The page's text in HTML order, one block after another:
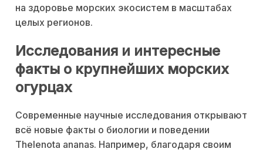
на здоровье морских экосистем в масштабах
целых регионов.
Исследования и интересные
факты о крупнейших морских
огурцах
Современные научные исследования открывают
всё новые факты о биологии и поведении
Thelenota ananas. Например, благодаря своим